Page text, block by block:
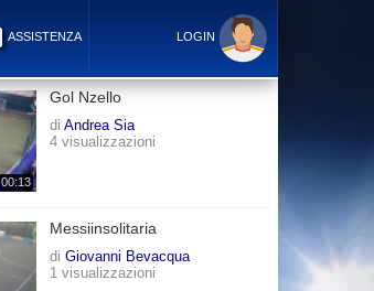
ASSISTENZA LOGIN
00:13
Gol Nzello
di Andrea Sia
4 visualizzazioni
Messiinsolitaria
di Giovanni Bevacqua
1 visualizzazioni